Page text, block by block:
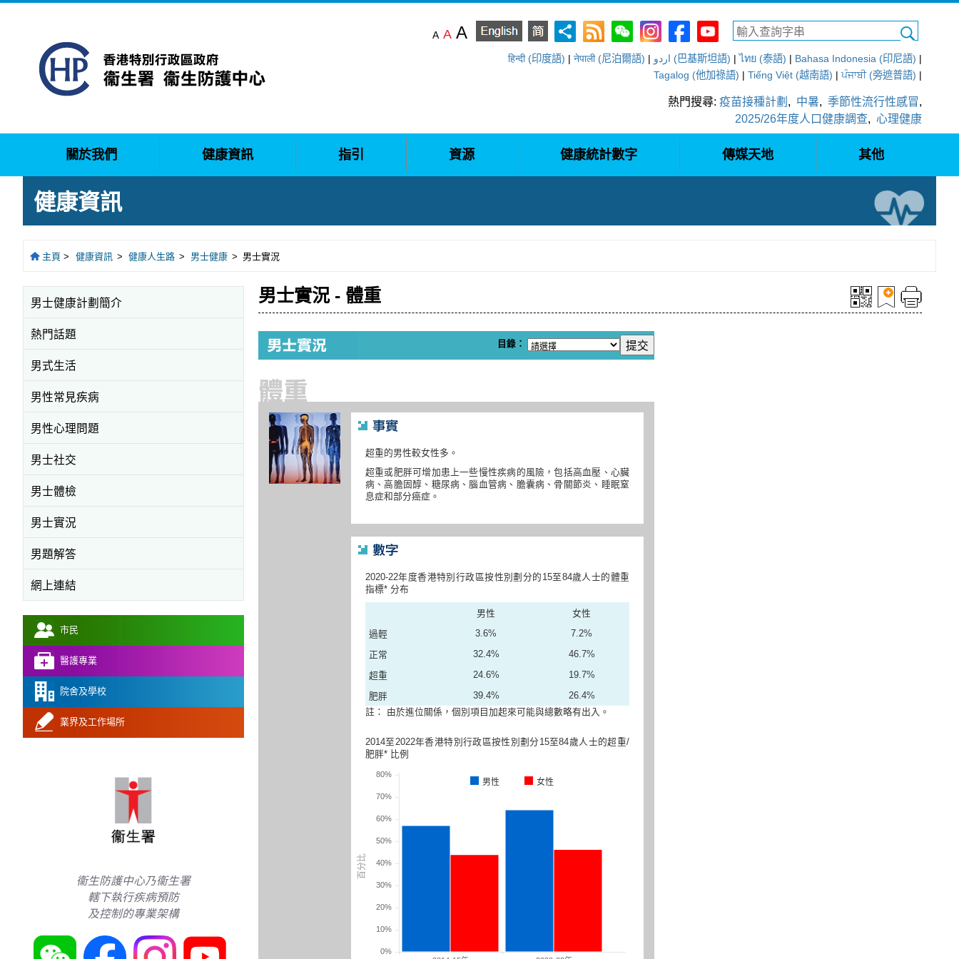
A A A
हिन्दी (印度語) | नेपाली (尼泊爾語) | اردو (巴基斯坦語) |ไทย (泰語) | Bahasa Indonesia (印尼語) |
Tagalog (他加祿語) | Tiếng Việt (越南語) |ਪੰਜਾਬੀ (旁遮普語) |
熱門搜尋: 疫苗接種計劃 , 中暑, 季節性流行性感冒,
2025/26年度人口健康調查, 心理健康
關於我們 健康資訊 指引 資源 健康統計數字 傳媒天地 其他
健康資訊
主頁 > 健康資訊 > 健康人生路 > 男士健康 > 男士實況
男士實況 - 體重
目錄：
超重的男性較女性多。
超重或肥胖可增加患上一些慢性疾病的風險，包括高血壓、心臟
病、高膽固醇、糖尿病、腦血管病、膽囊病、骨關節炎、睡眠窒
息症和部分癌症。
2020-22年度香港特別行政區按性別劃分的15至84歲人士的體重
指標* 分布
男性
女性
過輕
3.6%
7.2%
正常
32.4%
46.7%
超重
24.6%
19.7%
肥胖
39.4%
26.4%
註：
由於進位關係，個別項目加起來可能與總數略有出入。
2014至2022年香港特別行政區按性別劃分15至84歲人士的超重/
肥胖* 比例
百分比
男性 女性
男士健康計劃簡介
熱門話題
男式生活
男性常見疾病
男性心理問題
男士社交
男士體檢
男士實況
男題解答
網上連結
市民
醫護專業
院舍及學校
業界及工作場所
衞生防護中心乃衞生署
轄下執行疾病預防
及控制的專業架構